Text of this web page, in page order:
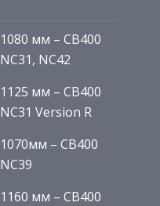
1080 мм – CB400
NC31, NC42
1125 мм – CB400
NC31 Version R
1070мм – CB400
NC39
1160 мм – CB400